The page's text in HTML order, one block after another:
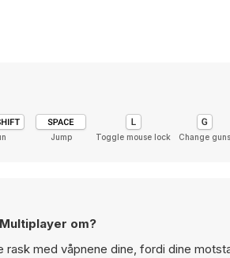
Jump Toggle mouse lock Change guns
om?
med våpnene dine, fordi dine